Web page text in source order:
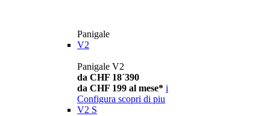
Panigale
V2
Panigale V2
da CHF 18´390
da CHF 199 al mese* i
Configura scopri di piu
V2 S